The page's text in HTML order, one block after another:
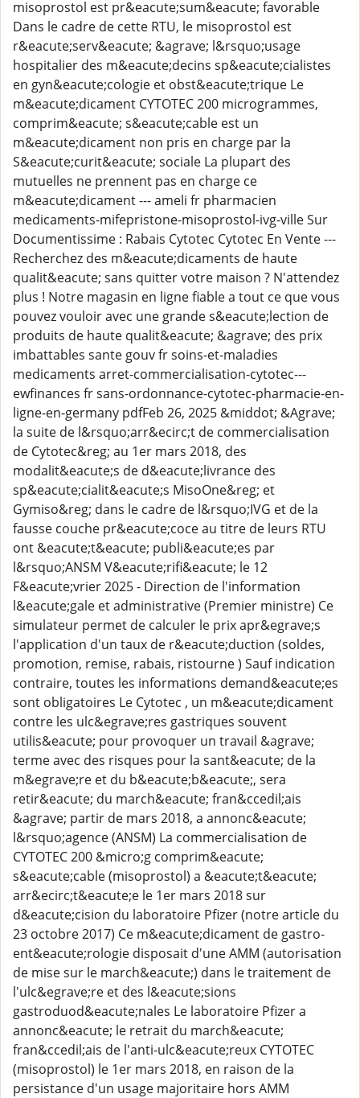
misoprostol est pr&eacute;sum&eacute; favorable
Dans le cadre de cette RTU, le misoprostol est
r&eacute;serv&eacute; &agrave; l&rsquo;usage
hospitalier des m&eacute;decins sp&eacute;cialistes
en gyn&eacute;cologie et obst&eacute;trique Le
m&eacute;dicament CYTOTEC 200 microgrammes,
comprim&eacute; s&eacute;cable est un
m&eacute;dicament non pris en charge par la
S&eacute;curit&eacute; sociale La plupart des
mutuelles ne prennent pas en charge ce
m&eacute;dicament --- ameli fr pharmacien
medicaments-mifepristone-misoprostol-ivg-ville Sur
Documentissime : Rabais Cytotec Cytotec En Vente ---
Recherchez des m&eacute;dicaments de haute
qualit&eacute; sans quitter votre maison ? N'attendez
plus ! Notre magasin en ligne fiable a tout ce que vous
pouvez vouloir avec une grande s&eacute;lection de
produits de haute qualit&eacute; &agrave; des prix
imbattables sante gouv fr soins-et-maladies
medicaments arret-commercialisation-cytotec---
ewfinances fr sans-ordonnance-cytotec-pharmacie-en-
ligne-en-germany pdfFeb 26, 2025 &middot; &Agrave;
la suite de l&rsquo;arr&ecirc;t de commercialisation
de Cytotec&reg; au 1er mars 2018, des
modalit&eacute;s de d&eacute;livrance des
sp&eacute;cialit&eacute;s MisoOne&reg; et
Gymiso&reg; dans le cadre de l&rsquo;IVG et de la
fausse couche pr&eacute;coce au titre de leurs RTU
ont &eacute;t&eacute; publi&eacute;es par
l&rsquo;ANSM V&eacute;rifi&eacute; le 12
F&eacute;vrier 2025 - Direction de l'information
l&eacute;gale et administrative (Premier ministre) Ce
simulateur permet de calculer le prix apr&egrave;s
l'application d'un taux de r&eacute;duction (soldes,
promotion, remise, rabais, ristourne ) Sauf indication
contraire, toutes les informations demand&eacute;es
sont obligatoires Le Cytotec , un m&eacute;dicament
contre les ulc&egrave;res gastriques souvent
utilis&eacute; pour provoquer un travail &agrave;
terme avec des risques pour la sant&eacute; de la
m&egrave;re et du b&eacute;b&eacute;, sera
retir&eacute; du march&eacute; fran&ccedil;ais
&agrave; partir de mars 2018, a annonc&eacute;
l&rsquo;agence (ANSM) La commercialisation de
CYTOTEC 200 &micro;g comprim&eacute;
s&eacute;cable (misoprostol) a &eacute;t&eacute;
arr&ecirc;t&eacute;e le 1er mars 2018 sur
d&eacute;cision du laboratoire Pfizer (notre article du
23 octobre 2017) Ce m&eacute;dicament de gastro-
ent&eacute;rologie disposait d'une AMM (autorisation
de mise sur le march&eacute;) dans le traitement de
l'ulc&egrave;re et des l&eacute;sions
gastroduod&eacute;nales Le laboratoire Pfizer a
annonc&eacute; le retrait du march&eacute;
fran&ccedil;ais de l'anti-ulc&eacute;reux CYTOTEC
(misoprostol) le 1er mars 2018, en raison de la
persistance d'un usage majoritaire hors AMM